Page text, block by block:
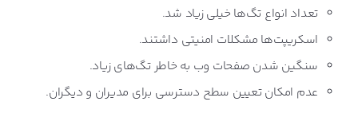
تعداد انواع تگ‌ها خیلی زیاد شد.
اسکریپت‌ها مشکلات امنیتی داشتند.
سنگین شدن صفحات وب به خاطر تگ‌های زیاد.
عدم امکان تعیین سطح دسترسی برای مدیران و دیگران.